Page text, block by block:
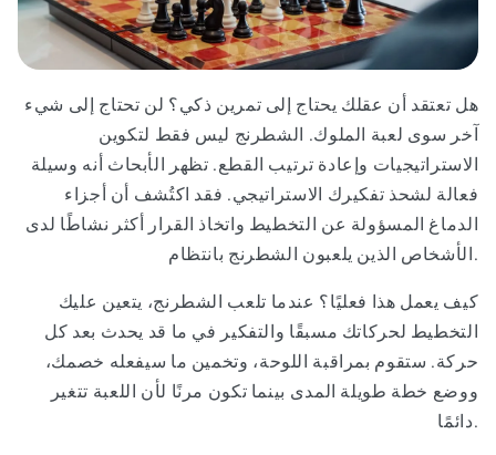
هل تعتقد أن عقلك يحتاج إلى تمرين ذكي؟ لن تحتاج إلى شيء
آخر سوى لعبة الملوك. الشطرنج ليس فقط لتكوين
الاستراتيجيات وإعادة ترتيب القطع. تظهر الأبحاث أنه وسيلة
فعالة لشحذ تفكيرك الاستراتيجي. فقد اكتُشف أن أجزاء
الدماغ المسؤولة عن التخطيط واتخاذ القرار أكثر نشاطًا لدى
الأشخاص الذين يلعبون الشطرنج بانتظام.
كيف يعمل هذا فعليًا؟ عندما تلعب الشطرنج، يتعين عليك
التخطيط لحركاتك مسبقًا والتفكير في ما قد يحدث بعد كل
حركة. ستقوم بمراقبة اللوحة، وتخمين ما سيفعله خصمك،
ووضع خطة طويلة المدى بينما تكون مرنًا لأن اللعبة تتغير
دائمًا.